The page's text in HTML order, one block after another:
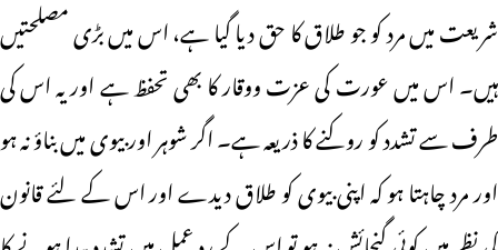
شریعت میں مرد کو جو طلاق کا حق دیا گیا ہے، اس میں بڑی مصلحتیں
ہیں۔ اس میں عورت کی عزت ووقار کا بھی تحفظ ہے اور یہ اس کی
طرف سے تشدد کو روکنے کا ذریعہ ہے۔ اگر شوہر اور بیوی میں بناؤ نہ ہو
اور مرد چاہتا ہو کہ اپنی بیوی کو طلاق دیدے اور اس کے لئے قانون